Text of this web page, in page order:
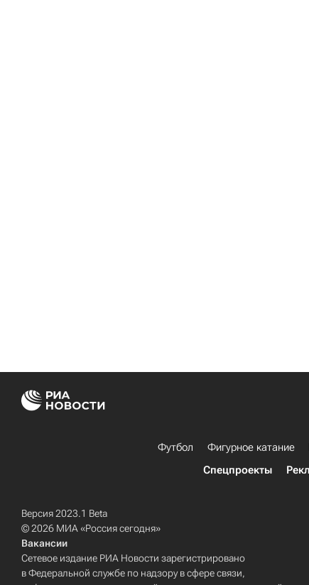
Футбол Фигурное катание
Спецпроекты
Версия 2023.1 Beta
© 2026 МИА «Россия сегодня»
Вакансии
Сетевое издание РИА Новости зарегистрировано
в Федеральной службе по надзору в сфере связи,